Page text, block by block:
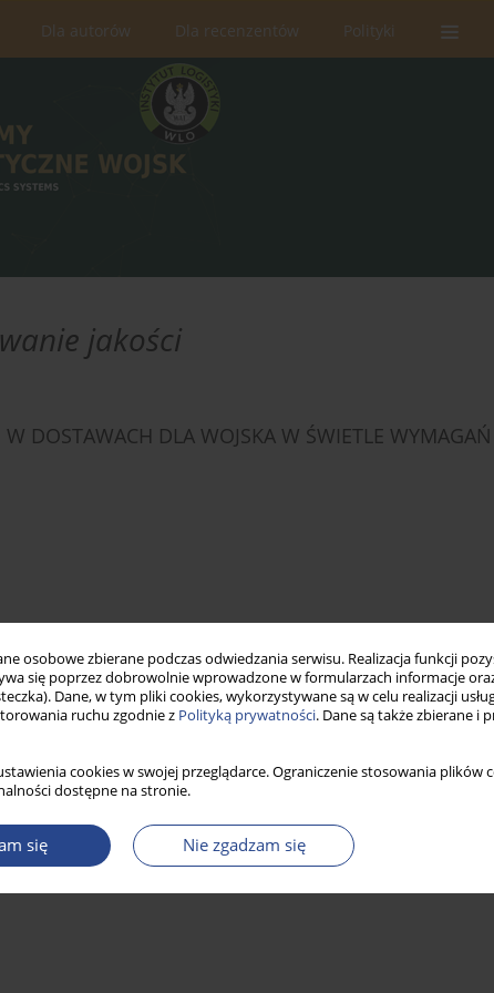
osobowe zbierane podczas odwiedzania serwisu. Realizacja funkcji
się poprzez dobrowolnie wprowadzone w formularzach informacje
Dane, w tym pliki cookies, wykorzystywane są w celu realizacji
ruchu zgodnie z Polityką prywatności. Dane są także zbierane i
cookies w swojej przeglądarce. Ograniczenie stosowania
dostępne na stronie.
się Nie zgadzam się
Dla autorów Dla recenzentów Polityki
jakości
DOSTAWACH DLA WOJSKA W ŚWIETLE